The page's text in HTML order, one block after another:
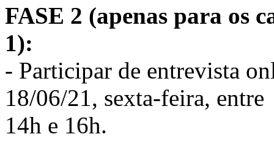
FASE 2 (apenas para os
1):
- Participar de entrevista
18/06/21, sexta-feira, entre
14h e 16h.